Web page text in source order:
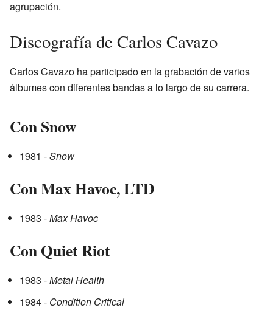
agrupación.
Discografía de Carlos Cavazo
Carlos Cavazo ha participado en la grabación de varios
álbumes con diferentes bandas a lo largo de su carrera.
Con Snow
1981 -Snow
Con Max Havoc, LTD
1983 -Max Havoc
Con Quiet Riot
1983 -Metal Health
1984 - Condition Critical